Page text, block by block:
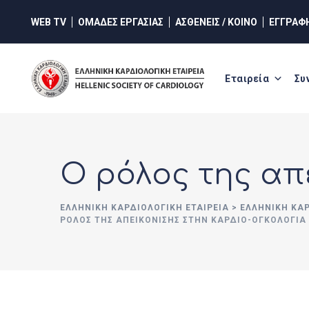
content
WEB TV ΟΜΑΔΕΣ ΕΡΓΑΣΙΑΣ ΑΣΘΕΝΕΙΣ / ΚΟΙΝΟ
Εταιρεία
Ο ρόλος της
ΕΛΛΗΝΙΚΉ ΚΑΡΔΙΟΛΟΓΙΚΉ ΕΤΑΙΡΕΊΑ > ΕΛΛΗΝΙΚΗ
ΡΌΛΟΣ ΤΗΣ ΑΠΕΙΚΌΝΙΣΗΣ ΣΤΗΝ ΚΑΡΔΙΟ-ΟΓΚΟΛΟΓΊΑ